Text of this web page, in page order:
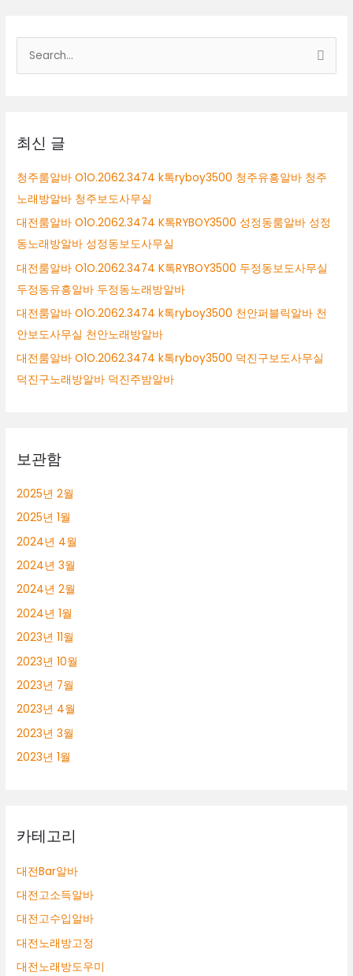
톡
RYBOY3500
구
이
알
바
구
미
시
퍼
블
릭
바
구
미
룸
바
최신 글
청주룸알바 O1O.2062.3474 k톡ryboy3500 청주유흥알바 청주
노래방알바 청주보도사무실
대전룸알바 O1O.2062.3474 K톡RYBOY3500 성정동룸알바 성정
동노래방알바 성정동보도사무실
대전룸알바 O1O.2062.3474 K톡RYBOY3500 두정동보도사무실
두정동유흥알바 두정동노래방알바
대전룸알바 O1O.2062.3474 k톡ryboy3500 천안퍼블릭알바 천
안보도사무실 천안노래방알바
대전룸알바 O1O.2062.3474 k톡ryboy3500 덕진구보도사무실
덕진구노래방알바 덕진주밤알바
보관함
2025년 2월
2025년 1월
2024년 4월
2024년 3월
2024년 2월
2024년 1월
2023년 11월
2023년 10월
2023년 7월
2023년 4월
2023년 3월
2023년 1월
카테고리
대전Bar알바
대전고소득알바
대전고수입알바
대전노래방고정
대전노래방도우미